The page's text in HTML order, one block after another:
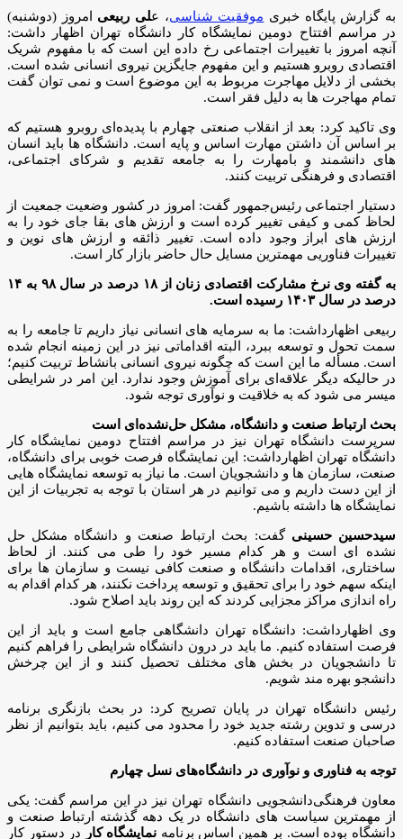
به گزارش پایگاه خبری موفقیت شناسی، علی ربیعی امروز (دوشنبه)
در مراسم افتتاح دومین نمایشگاه کار دانشگاه تهران اظهار داشت:
آنچه امروز با تغییرات اجتماعی رخ داده این است که با مفهوم شریک
اقتصادی روبرو هستیم و این مفهوم جایگزین نیروی انسانی شده است.
بخشی از دلایل مهاجرت مربوط به این موضوع است و نمی توان گفت
تمام مهاجرت ها به دلیل فقر است.
وی تاکید کرد: بعد از انقلاب صنعتی چهارم با پدیده‌ای روبرو هستیم که
بر اساس آن داشتن مهارت اساس و پایه است. دانشگاه ها باید انسان
های دانشمند و بامهارت را به جامعه تقدیم و شرکای اجتماعی،
اقتصادی و فرهنگی تربیت کنند.
دستیار اجتماعی رئیس‌جمهور گفت: امروز در کشور وضعیت جمعیت از
لحاظ کمی و کیفی تغییر کرده است و ارزش های بقا جای خود را به
ارزش های ابراز وجود داده است. تغییر ذائقه و ارزش های نوین و
تغییرات فناوریی مهمترین مسایل حال حاضر بازار کار است.
به گفته وی نرخ مشارکت اقتصادی زنان از ۱۸ درصد در سال ۹۸ به ۱۴
درصد در سال ۱۴۰۳ رسیده است.
ربیعی اظهارداشت: ما به سرمایه های انسانی نیاز داریم تا جامعه را به
سمت تحول و توسعه ببرد، البته اقداماتی نیز در این زمینه انجام شده
است. مسأله ما این است که چگونه نیروی انسانی بانشاط تربیت کنیم؛
در حالیکه دیگر علاقه‌ای برای آموزش وجود ندارد. این امر در شرایطی
میسر می شود که به خلاقیت و نوآوری توجه شود.
بحث ارتباط صنعت و دانشگاه، مشکل حل‌نشده‌ای است
سرپرست دانشگاه تهران نیز در مراسم افتتاح دومین نمایشگاه کار
دانشگاه تهران اظهارداشت: این نمایشگاه فرصت خوبی برای دانشگاه،
صنعت، سازمان ها و دانشجویان است. ما نیاز به توسعه نمایشگاه هایی
از این دست داریم و می توانیم در هر استان با توجه به تجربیات از این
نمایشگاه ها داشته باشیم.
سیدحسین حسینی گفت: بحث ارتباط صنعت و دانشگاه مشکل حل
نشده ای است و هر کدام مسیر خود را طی می کنند. از لحاظ
ساختاری، اقدامات دانشگاه و صنعت کافی نیست و سازمان ها برای
اینکه سهم‌ خود را برای تحقیق و توسعه پرداخت نکنند، هر کدام اقدام به
راه اندازی مراکز مجزایی کردند که این روند باید اصلاح شود.
وی اظهارداشت: دانشگاه تهران دانشگاهی جامع است و باید از این
فرصت استفاده کنیم. ما باید در درون دانشگاه شرایطی را فراهم کنیم
تا دانشجویان در بخش های مختلف تحصیل کنند و از این چرخش
دانشجو بهره مند شویم.
رئیس دانشگاه تهران در پایان تصریح کرد: در بحث بازنگری برنامه
درسی و تدوین رشته جدید خود را محدود می کنیم، باید بتوانیم از نظر
صاحبان صنعت استفاده کنیم.
توجه به فناوری و نوآوری در دانشگاه‌های نسل چهارم
معاون فرهنگی‌دانشجویی دانشگاه تهران نیز در این مراسم گفت: یکی
از مهمترین سیاست های دانشگاه در یک دهه گذشته ارتباط صنعت و
دانشگاه بوده است. بر همین اساس برنامه نمایشگاه کار در دستور کار